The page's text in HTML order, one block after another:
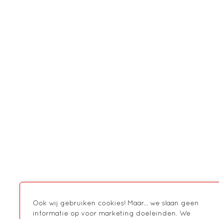
Ook wij gebruiken cookies! Maar... we slaan geen
informatie op voor marketing doeleinden. We